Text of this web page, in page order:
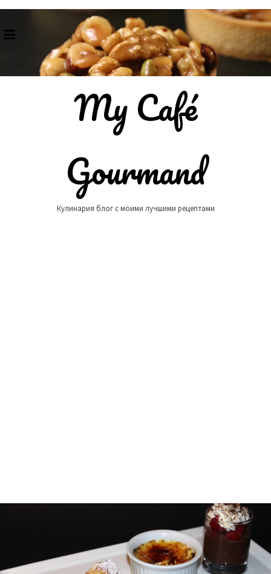
content
My Café
Gourmand
Кулинария блог с моими лучшими рецептами